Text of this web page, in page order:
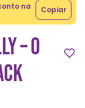
na
Copiar
– O